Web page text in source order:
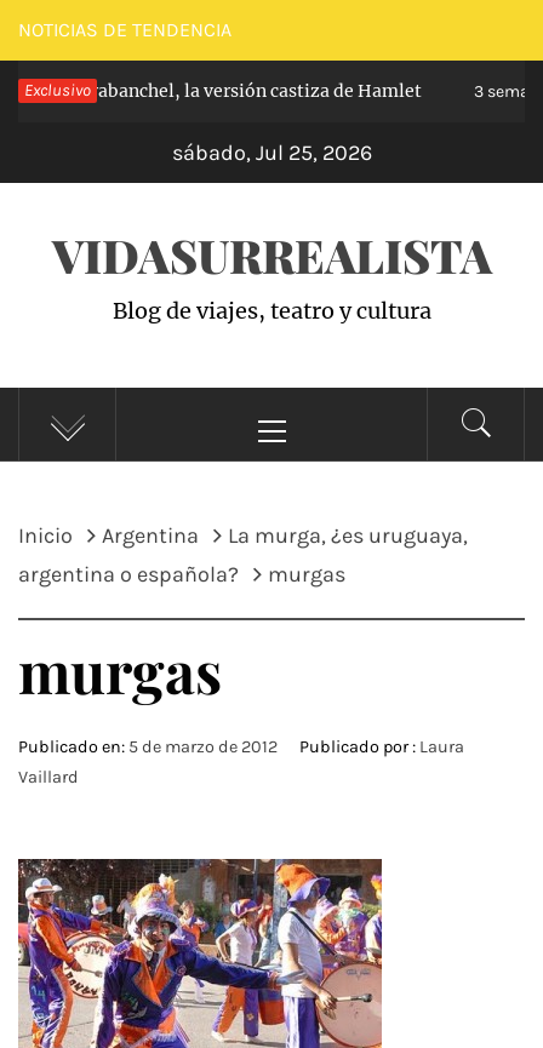
Saltar
al
contenido
NOTICIAS DE TENDENCIA
Exclusivo
de Carabanchel, la versión castiza de Hamlet 3
sábado, Jul 25, 2026
VIDASURREALISTA
Blog de viajes, teatro y cultura
principal
Inicio Argentina
La murga, ¿es uruguaya,
argentina o española?
murgas
murgas
Publicado en: 5 de marzo de 2012 Publicado por : Laura
Vaillard